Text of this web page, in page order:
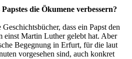
die Ökumene verbessern?
dass ein Papst den
einst Martin Luther gelebt hat. Aber
Begegnung in Erfurt, für die laut
vorgesehen sind, auch konkret